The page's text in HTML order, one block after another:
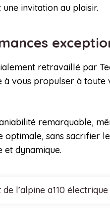
invitation au plaisir.
retravaillé par
vous propulser à
remarquable,
sans sacrifier
et dynamique.
l’alpine a110